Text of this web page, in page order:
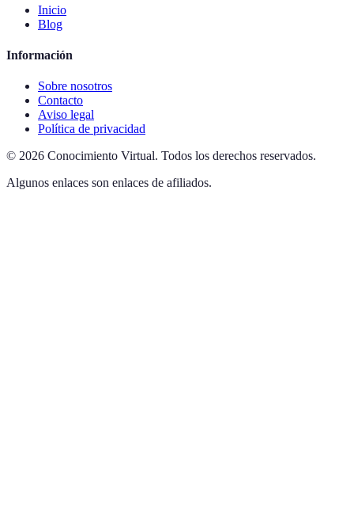
Inicio
Blog
Información
Sobre nosotros
Contacto
Aviso legal
Política de privacidad
© 2026 Conocimiento Virtual. Todos los derechos reservados.
Algunos enlaces son enlaces de afiliados.